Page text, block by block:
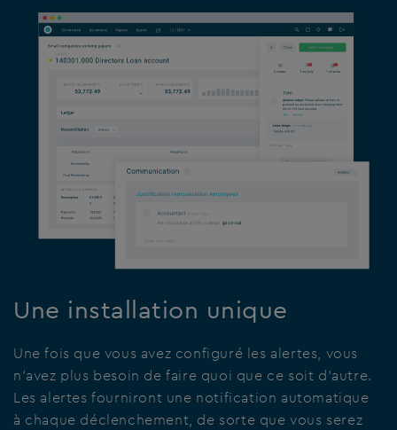
Une installation unique
Une fois que vous avez configuré les alertes, vous
n’avez plus besoin de faire quoi que ce soit d’autre.
Les alertes fourniront une notification automatique
à chaque déclenchement, de sorte que vous serez